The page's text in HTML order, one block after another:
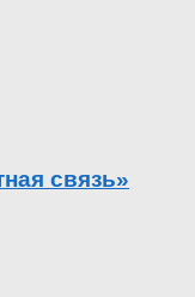
связь»